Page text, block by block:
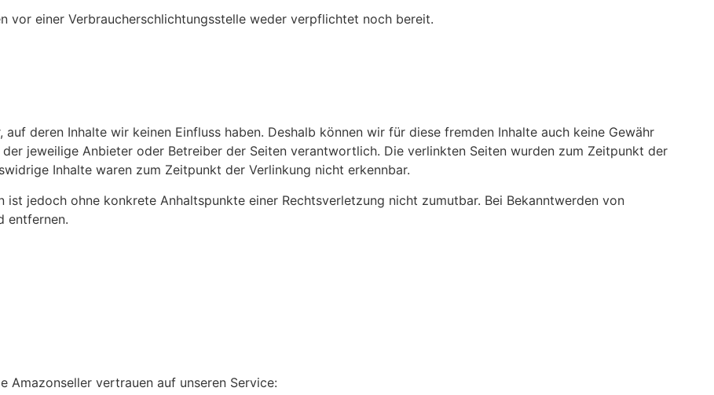
vor einer Verbraucherschlichtungsstelle weder verpflichtet noch bereit.
deren Inhalte wir keinen Einfluss haben. Deshalb können wir für diese fremden Inhalte auch keine Gewähr
jeweilige Anbieter oder Betreiber der Seiten verantwortlich. Die verlinkten Seiten wurden zum Zeitpunkt der
Inhalte waren zum Zeitpunkt der Verlinkung nicht erkennbar.
jedoch ohne konkrete Anhaltspunkte einer Rechtsverletzung nicht zumutbar. Bei Bekanntwerden von
entfernen.
Amazonseller vertrauen auf unseren Service: